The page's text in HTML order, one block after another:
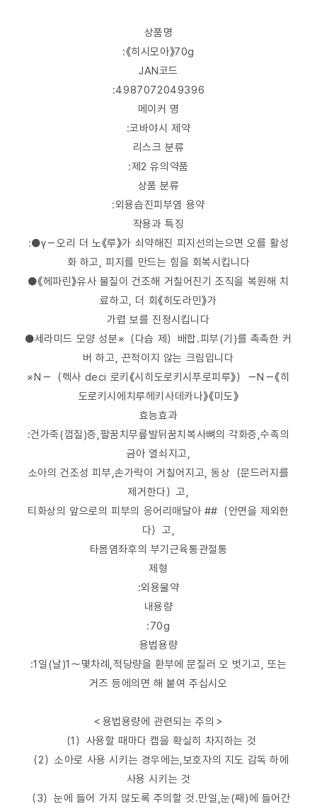
상품명
:《히시모아》70g
JAN코드
:4987072049396
메이커 명
:코바야시 제약
리스크 분류
:제2 유의약품
상품 분류
:외용습진피부염 용약
작용과 특징
:●γ－오리 더 노《루》가 쇠약해진 피지선의는으면 오를 활성
화 하고, 피지를 만드는 힘을 회복시킵니다
●《헤파린》유사 물질이 건조해 거칠어진기 조직을 복원해 치
료하고, 더 회《히도라민》가
가렵 보를 진정시킵니다
●세라미드 모양 성분※（다습 제）배합.피부(기)를 촉촉한 커
버 하고, 끈적이지 않는 크림입니다
※N－（헥사 deci 로키《시히도로키시푸로피루》）－N－《히
도로키시에치루헤키사데카나》《미도》
효능효과
:건가죽(껍질)증,팔꿈치무릎발뒤꿈치복사뼈의 각화증,수족의
금아 열쇠지고,
소아의 건조성 피부,손가락이 거칠어지고, 동상（문드러지를
제거한다）고,
티화상의 앞으로의 피부의 응어리매달아 ##（안면을 제외한
다）고,
타몸염좌후의 부기근육통관절통
제형
:외용물약
내용량
:70g
용법용량
:1일(날)1～몇차례,적당량을 환부에 문질러 오 벗기고, 또는
거즈 등에의면 해 붙여 주십시오
＜용법용량에 관련되는 주의＞
（1）사용할 때마다 캡을 확실히 차지하는 것
（2）소아로 사용 시키는 경우에는,보호자의 지도 감독 하에
사용 시키는 것
（3）눈에 들어 가지 않도록 주의할 것.만일,눈(째)에 들어간